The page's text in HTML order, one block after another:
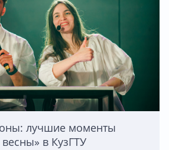
лучшие моменты
в КузГТУ